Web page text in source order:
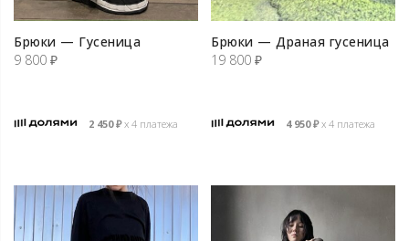
Брюки — Гусеница
9 800 ₽
2 450₽х 4 платежа
Брюки — Драная гусеница
19 800 ₽
4 950₽х 4 платежа